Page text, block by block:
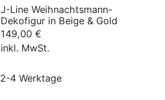
J-Line Weihnachtsmann-
Dekofigur in Beige & Gold
149,00€
inkl. MwSt.
2-4 Werktage